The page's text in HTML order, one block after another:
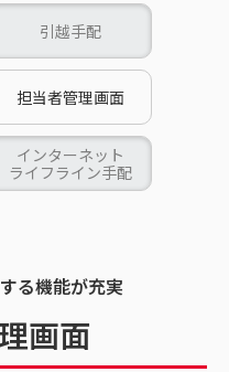
引越手配
担当者管理画面
インターネット
ライフライン手配
る機能が充実
画面